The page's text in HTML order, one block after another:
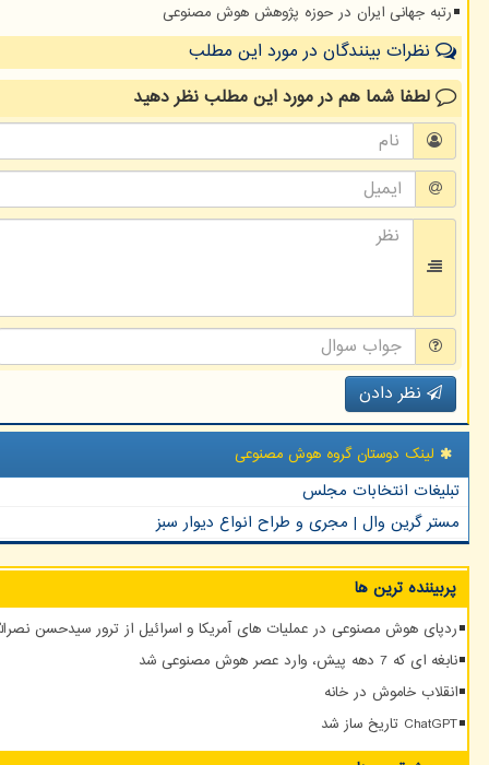
رتبه جهانی ایران در حوزه پژوهش هوش مصنوعی
نظرات بینندگان در مورد این مطلب
لطفا شما همدر مورد این مطلبنظر دهید
نظر دادن
لینک دوستان گروه هوش مصنوعی
تبلیغات انتخابات مجلس
مستر گرین وال | مجری و طراح انواع دیوار سبز
پربیننده ترین ها
ردپای هوش مصنوعی در عملیات های آمریکا و اسرائیل از ترور سیدحسن
نابغه ای که 7 دهه پیش، وارد عصر هوش مصنوعی شد
انقلاب خاموش در خانه
ChatGPT تاریخ ساز شد